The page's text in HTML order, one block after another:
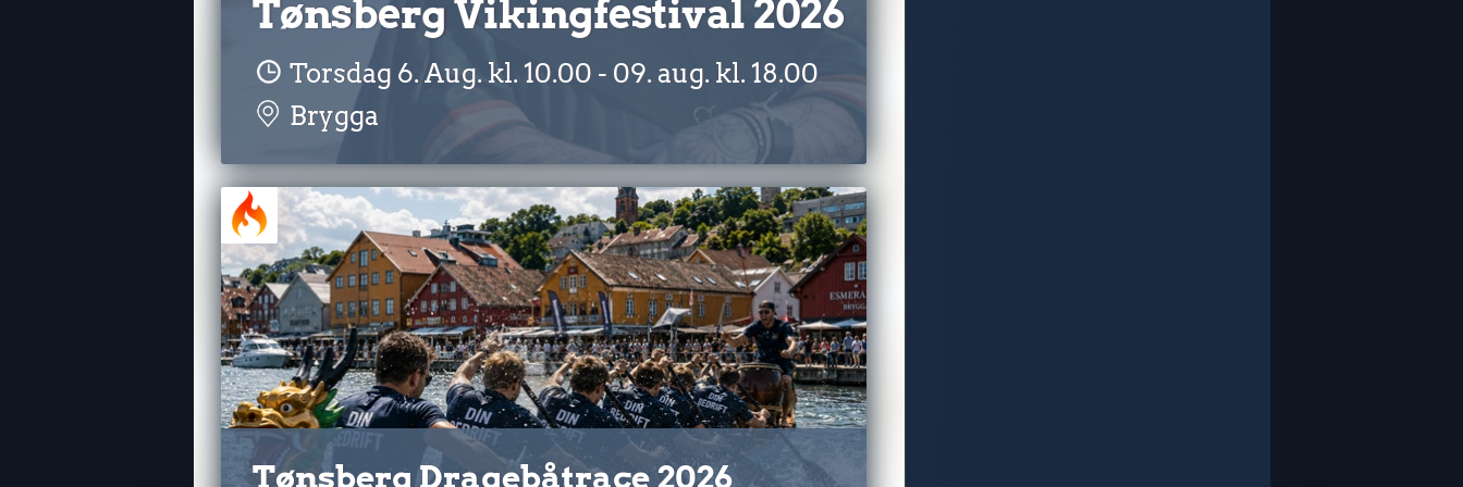
Tønsberg Vikingfestival 2026
Torsdag 6. Aug. kl. 10.00 - 09. aug. kl. 18.00
Brygga
Tønsberg Dragebåtrace 2026